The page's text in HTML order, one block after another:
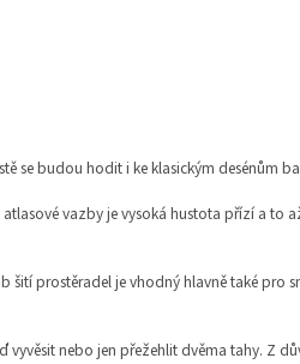
se budou hodit i ke klasickým desénům
vazby je vysoká hustota přízí a to
prostěradel je vhodný hlavně také pro
nebo jen přežehlit dvěma tahy. Z